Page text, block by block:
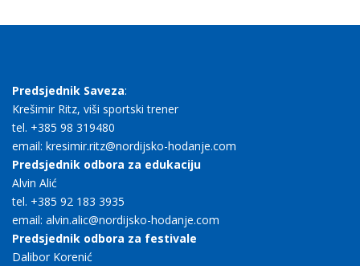
Predsjednik Saveza:
Krešimir Ritz, viši sportski trener
tel. +385 98 319480
email: kresimir.ritz@nordijsko-hodanje.com
Predsjednik odbora za edukaciju
Alvin Alić
tel. +385 92 183 3935
email: alvin.alic@nordijsko-hodanje.com
Predsjednik odbora za festivale
Dalibor Korenić